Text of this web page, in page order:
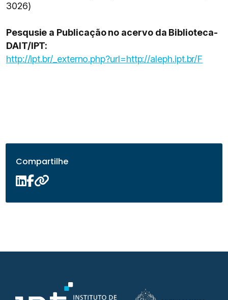
3026)
Pesqusie a Publicação no acervo da Biblioteca-
DAIT/IPT:
http://ipt.br/_externo.php?url=http://aleph.ipt.br/F
Compartilhe